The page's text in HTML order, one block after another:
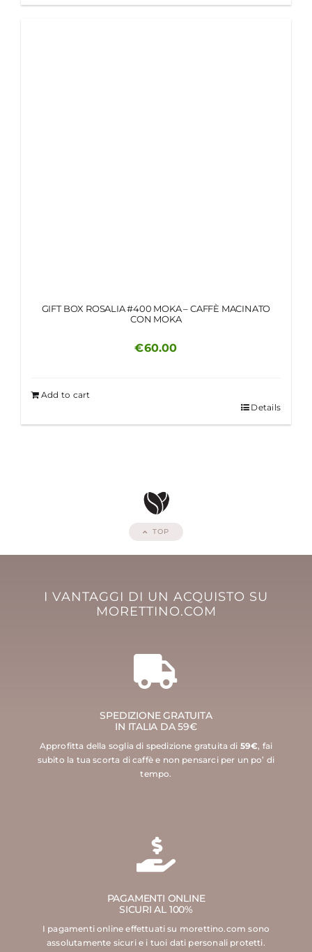
GIFT BOX ROSALIA #400 MOKA – CAFFÈ MACINATO
CON MOKA
€60.00
Add to cart
Details
TOP
I VANTAGGI DI UN ACQUISTO SU
MORETTINO.COM
SPEDIZIONE GRATUITA
IN ITALIA DA 59€
Approfitta della soglia di spedizione gratuita di 59€, fai
subito la tua scorta di caffè e non pensarci per un po’ di
tempo.
PAGAMENTI ONLINE
SICURI AL 100%
I pagamenti online effettuati su morettino.com sono
assolutamente sicuri e i tuoi dati personali protetti.